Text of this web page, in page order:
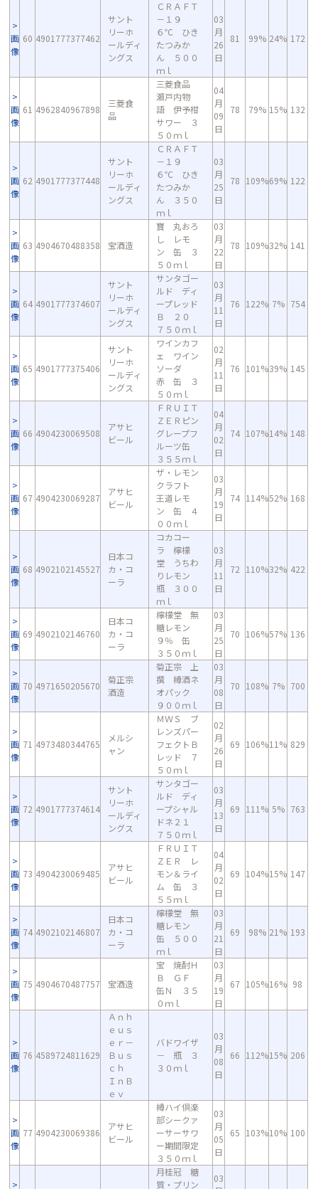
画
像
60 4901777377462
サント
リーホ
ールディ
ングス
ＣＲＡＦＴ
－１９
６℃ ひき
たつみか
ん ５００
ｍｌ
03
月
26
日
81 99% 24% 172
画
像
61 4962840967898
三菱食
品
三菱食品
瀬戸内物
語 伊予柑
サワー ３
５０ｍｌ
04
月
09
日
78 79% 15% 132
画
像
62 4901777377448
サント
リーホ
ールディ
ングス
ＣＲＡＦＴ
－１９
６℃ ひき
たつみか
ん ３５０
ｍｌ
03
月
25
日
78 109%69% 122
画
像
63 4904670488358 宝酒造
寶 丸おろ
し レモ
ン 缶 ３
５０ｍｌ
03
月
22
日
78 109%32% 141
画
像
64 4901777374607
サント
リーホ
ールディ
ングス
サンタゴー
ルド ディ
ープレッド
Ｂ ２０
７５０ｍｌ
03
月
11
日
76 122% 7% 754
画
像
65 4901777375406
サント
リーホ
ールディ
ングス
ワインカフ
ェ ワイン
ソーダ
赤 缶 ３
５０ｍｌ
02
月
11
日
76 101%39% 145
画
像
66 4904230069508
アサヒ
ビール
ＦＲＵＩＴ
ＺＥＲピン
グレープフ
ルーツ缶
３５５ｍｌ
04
月
02
日
74 107%14% 148
画
像
67 4904230069287
アサヒ
ビール
ザ・レモン
クラフト
王道レモ
ン 缶 ４
００ｍｌ
03
月
19
日
74 114%52% 168
画
像
68 4902102145527
日本コ
カ・コ
ーラ
コカコー
ラ 檸檬
堂 うちわ
りレモン
瓶 ３００
ｍｌ
03
月
11
日
72 110%32% 422
画
像
69 4902102146760
日本コ
カ・コ
ーラ
檸檬堂 無
糖レモン
９％ 缶
３５０ｍｌ
03
月
25
日
70 106%57% 136
画
像
70 4971650205670
菊正宗
酒造
菊正宗 上
撰 樽酒ネ
オパック
９００ｍｌ
03
月
08
日
70 108% 7% 700
画
像
71 4973480344765
メルシ
ャン
ＭＷＳ ブ
レンズパー
フェクトＢ
レッド ７
５０ｍｌ
02
月
26
日
69 106%11% 829
画
像
72 4901777374614
サント
リーホ
ールディ
ングス
サンタゴー
ルド ディ
ープシャル
ドネ２１
７５０ｍｌ
03
月
13
日
69 111% 5% 763
画
像
73 4904230069485
アサヒ
ビール
ＦＲＵＩＴ
ＺＥＲ レ
モン＆ライ
ム 缶 ３
５５ｍｌ
04
月
02
日
69 104%15% 147
画
像
74 4902102146807
日本コ
カ・コ
ーラ
檸檬堂 無
糖レモン
缶 ５００
ｍｌ
03
月
21
日
69 98% 21% 193
画
像
75 4904670487757 宝酒造
宝 焼酎Ｈ
Ｂ ＧＦ
缶Ｎ ３５
０ｍｌ
03
月
19
日
67 105%16% 98
画
像
76 4589724811629
Ａｎｈ
ｅｕｓ
ｅｒ－
Ｂｕｓ
ｃｈ
ＩｎＢ
ｅｖ
バドワイザ
－ 瓶 ３
３０ｍｌ
03
月
08
日
66 112%15% 206
画
像
77 4904230069386
アサヒ
ビール
樽ハイ倶楽
部シークァ
ーサーサワ
ー期間限定
３５０ｍｌ
03
月
05
日
65 103%10% 100
月桂冠 糖
質・プリン
03